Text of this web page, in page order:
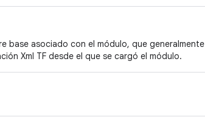
base asociado con el módulo, que generalmente
Xml TF desde el que se cargó el módulo.